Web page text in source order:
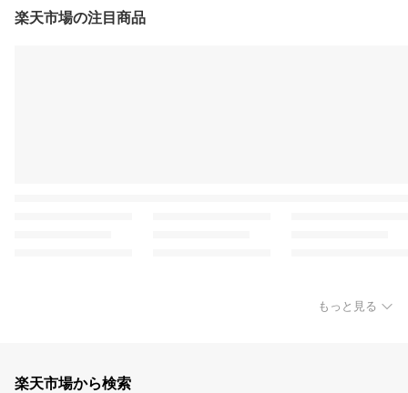
楽天市場の注目商品
もっと見る
楽天市場から検索